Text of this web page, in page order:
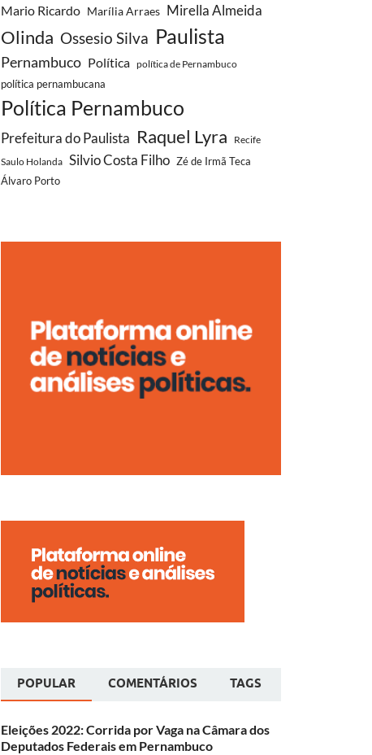
Mario Ricardo Marília Arraes Mirella Almeida
Olinda Ossesio Silva Paulista
Pernambuco Política política de Pernambuco
política pernambucana
Política Pernambuco
Prefeitura do Paulista Raquel Lyra
Recife
Saulo Holanda Silvio Costa Filho Zé de Irmã Teca
Álvaro Porto
POPULAR COMENTÁRIOS TAGS
Eleições 2022: Corrida por Vaga na Câmara dos
Deputados Federais em Pernambuco